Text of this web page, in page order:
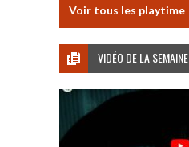
Voir tous les playtime
VIDÉO DE LA SEMAINE